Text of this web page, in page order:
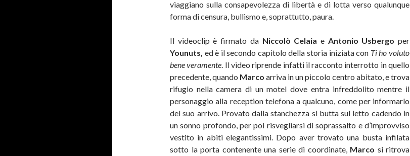
viaggiano sulla consapevolezza di libertà e di lotta verso qualunque
forma di censura, bullismo e, soprattutto, paura.
Il videoclip è firmato da Niccolò Celaia e Antonio Usbergo per
Younuts, ed è il secondo capitolo della storia iniziata con Ti ho voluto
bene veramente. Il video riprende infatti il racconto interrotto in quello
precedente, quando Marco arriva in un piccolo centro abitato, e trova
rifugio nella camera di un motel dove entra infreddolito mentre il
personaggio alla reception telefona a qualcuno, come per informarlo
del suo arrivo. Provato dalla stanchezza si butta sul letto cadendo in
un sonno profondo, per poi risvegliarsi di soprassalto e d’improvviso
vestito in abiti elegantissimi. Dopo aver trovato una busta infilata
sotto la porta contenente una serie di coordinate, Marco si ritrova